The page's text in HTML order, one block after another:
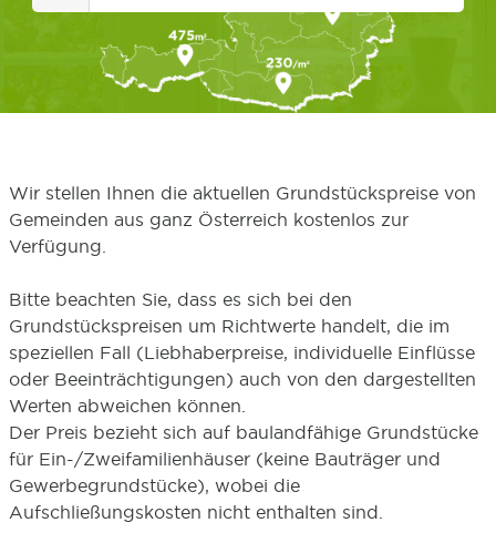
Wir stellen Ihnen die aktuellen Grundstückspreise von
Gemeinden aus ganz Österreich kostenlos zur
Verfügung.
Bitte beachten Sie, dass es sich bei den
Grundstückspreisen um Richtwerte handelt, die im
speziellen Fall (Liebhaberpreise, individuelle Einflüsse
oder Beeinträchtigungen) auch von den dargestellten
Werten abweichen können.
Der Preis bezieht sich auf baulandfähige Grundstücke
für Ein-/Zweifamilienhäuser (keine Bauträger und
Gewerbegrundstücke), wobei die
Aufschließungskosten nicht enthalten sind.